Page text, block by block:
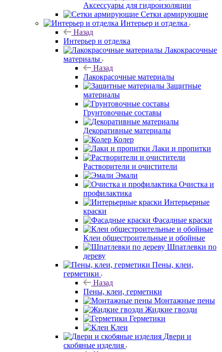
Аксессуары для гидроизоляции
Сетки армирующие
Интерьер и отделка
Назад
Интерьер и отделка
Лакокрасочные
материалы
Назад
Лакокрасочные материалы
Защитные
материалы
Грунтовочные составы
Декоративные материалы
Колер
Лаки и пропитки
Растворители и очистители
Эмали
Очистка и
профилактика
Интерьерные
краски
Фасадные краски
Клеи общестроительные и обойные
Шпатлевки по
дереву
Пены, клеи,
герметики
Назад
Пены, клеи, герметики
Монтажные пены
Жидкие гвозди
Герметики
Клеи
Двери и
скобяные изделия